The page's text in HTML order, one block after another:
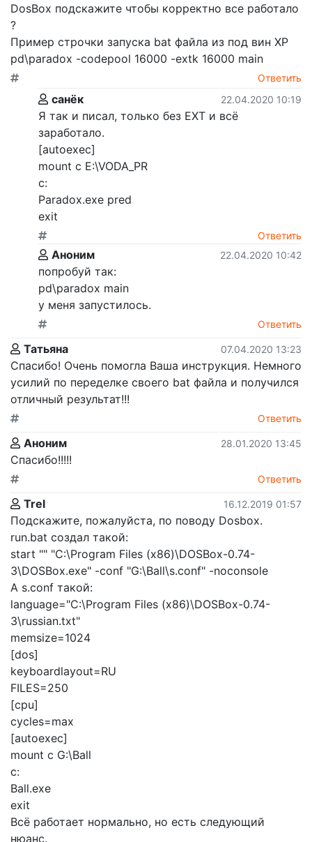
DosBox подскажите чтобы корректно все работало
?
Пример строчки запуска bat файла из под вин ХР
pd\paradox -codepool 16000 -extk 16000 main
Ответить
санёк 22.04.2020 10:19
Я так и писал, только без EXT и всё
заработало.
[autoexec]
mount c E:\VODA_PR
c:
Paradox.exe pred
exit
Ответить
Аноним 22.04.2020 10:42
попробуй так:
pd\paradox main
у меня запустилось.
Ответить
Татьяна 07.04.2020 13:23
Спасибо! Очень помогла Ваша инструкция. Немного
усилий по переделке своего bat файла и получился
отличный результат!!!
Ответить
Аноним 28.01.2020 13:45
Спасибо!!!!!
Ответить
Trel 16.12.2019 01:57
Подскажите, пожалуйста, по поводу Dosbox.
run.bat создал такой:
start "" "C:\Program Files (x86)\DOSBox-0.74-
3\DOSBox.exe" -conf "G:\Ball\s.conf" -noconsole
А s.conf такой:
language="C:\Program Files (x86)\DOSBox-0.74-
3\russian.txt"
memsize=1024
[dos]
keyboardlayout=RU
FILES=250
[cpu]
cycles=max
[autoexec]
mount c G:\Ball
c:
Ball.exe
exit
Всё работает нормально, но есть следующий
нюанс.